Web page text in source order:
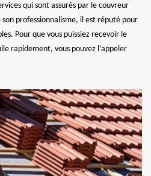
qui sont assurés par le couvreur
professionnalisme, il est réputé pour
Pour que vous puissiez recevoir le
rapidement, vous pouvez l’appeler